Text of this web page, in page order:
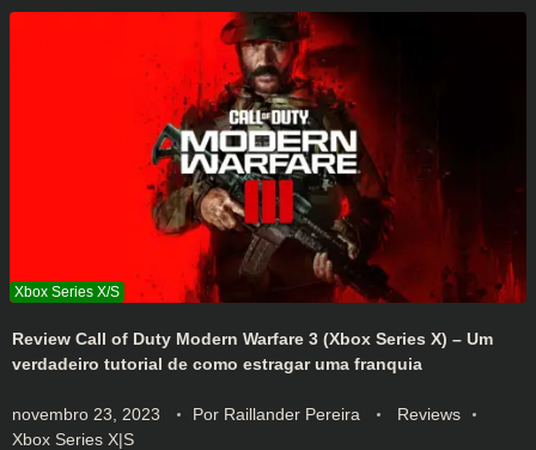
Review Call of Duty Modern Warfare 3 (Xbox Series X) – Um
verdadeiro tutorial de como estragar uma franquia
novembro 23, 2023 Por Raillander Pereira
Reviews
Xbox Series X|S